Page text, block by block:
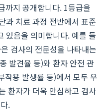
까지 공개합니다. 1등급을
과 치료 과정 전반에서 표준
있음을 의미합니다. 예를 들
은 검사의 전문성을 나타내는
발견율 등)와 환자 안전 관
작용 발생률 등)에서 모두 우
환자가 더욱 안심하고 검사
.